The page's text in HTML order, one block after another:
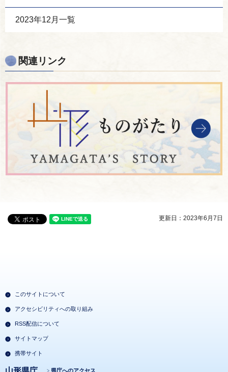
2023年12月一覧
関連リンク
更新日：2023年6月7日
このサイトについて
アクセシビリティへの取り組み
RSS配信について
サイトマップ
携帯サイト
県庁へのアクセス